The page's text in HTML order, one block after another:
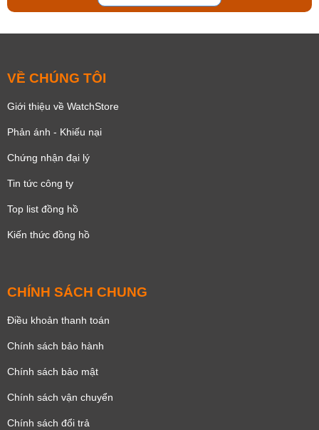
VỀ CHÚNG TÔI
Giới thiệu về WatchStore
Phản ánh - Khiếu nại
Chứng nhận đại lý
Tin tức công ty
Top list đồng hồ
Kiến thức đồng hồ
CHÍNH SÁCH CHUNG
Điều khoản thanh toán
Chính sách bảo hành
Chính sách bảo mật
Chính sách vận chuyển
Chính sách đổi trả